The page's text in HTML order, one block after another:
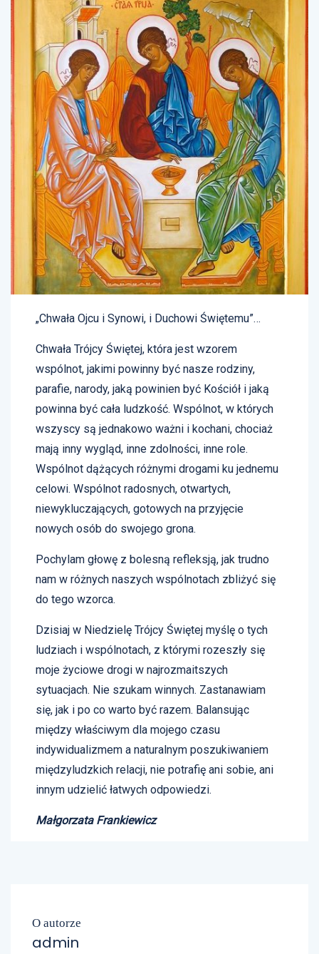
„Chwała Ojcu i Synowi, i Duchowi Świętemu”…
Chwała Trójcy Świętej, która jest wzorem
wspólnot, jakimi powinny być nasze rodziny,
parafie, narody, jaką powinien być Kościół i jaką
powinna być cała ludzkość. Wspólnot, w których
wszyscy są jednakowo ważni i kochani, chociaż
mają inny wygląd, inne zdolności, inne role.
Wspólnot dążących różnymi drogami ku jednemu
celowi. Wspólnot radosnych, otwartych,
niewykluczających, gotowych na przyjęcie
nowych osób do swojego grona.
Pochylam głowę z bolesną refleksją, jak trudno
nam w różnych naszych wspólnotach zbliżyć się
do tego wzorca.
Dzisiaj w Niedzielę Trójcy Świętej myślę o tych
ludziach i wspólnotach, z którymi rozeszły się
moje życiowe drogi w najrozmaitszych
sytuacjach. Nie szukam winnych. Zastanawiam
się, jak i po co warto być razem. Balansując
między właściwym dla mojego czasu
indywidualizmem a naturalnym poszukiwaniem
międzyludzkich relacji, nie potrafię ani sobie, ani
innym udzielić łatwych odpowiedzi.
Małgorzata Frankiewicz
O autorze
admin